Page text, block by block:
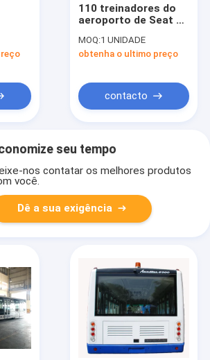
do
110 treinadores do
aeroporto de Seat do
auto transmissão
MOQ:1 UNIDADE
obtenha o ultimo preço
contacto
seu tempo
nos contatar os melhores produtos
você.
Dê a sua exigência